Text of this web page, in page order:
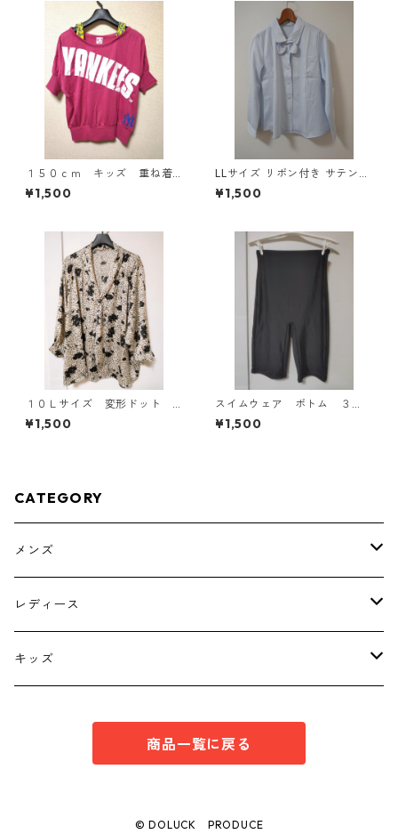
１５０ｃｍ キッズ 重ね着
風ドルマントップス マゼン
タ KAE-4791
¥1,500
LLサイズ リボン付き サテン調
シャツブラウス サックス ◆KI
Y-1301◆
¥1,500
１０Ｌサイズ 変形ドット
花柄 ボウタイブラウス オ
フホワイト KAE-4777
¥1,500
スイムウェア ボトム ３
Ｌ ブラック KAE-4563
¥1,500
CATEGORY
メンズ
トップス
ボトムス
レディース
トップス
キッズ
商品一覧に戻る
© DOLUCK PRODUCE